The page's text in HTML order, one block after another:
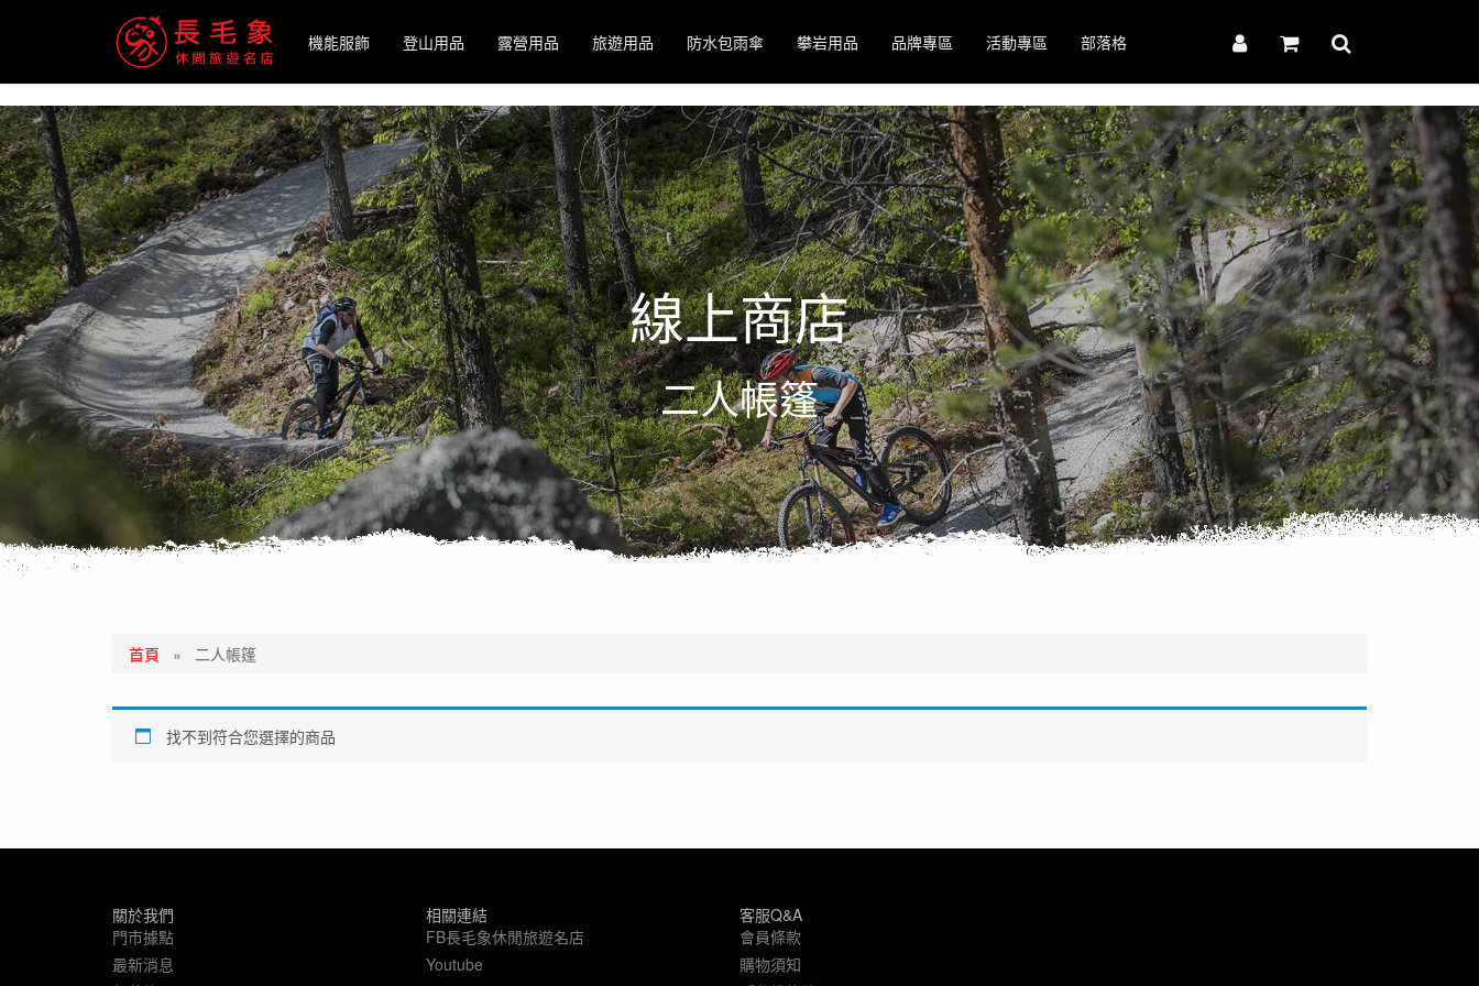
機能服飾
登山用品 露營用品 旅遊用品 防水包雨傘 攀岩用品 品牌專區 活動專區 部落格
線上商店
二人帳篷
首頁 » 二人帳篷
找不到符合您選擇的商品
關於我們
門市據點
最新消息
相關連結
FB長毛象休閒旅遊名店
Youtube
客服Q&A
會員條款
購物須知